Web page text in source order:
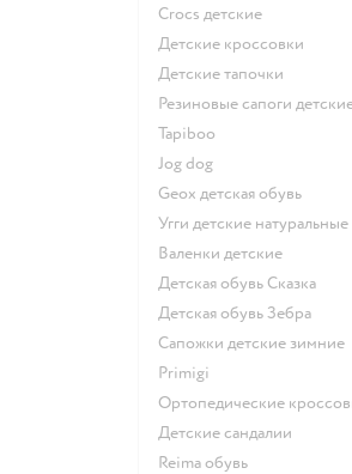
Crocs детские
Детские кроссовки
Детские тапочки
Резиновые сапоги
Tapiboo
Jog dog
Geox детская обувь
Угги детские натуральные
Валенки детские
Детская обувь Сказка
Детская обувь Зебра
Сапожки детские зимние
Primigi
Ортопедические
Детские сандалии
Reima обувь